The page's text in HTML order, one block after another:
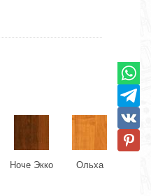
Ноче Экко Ольха